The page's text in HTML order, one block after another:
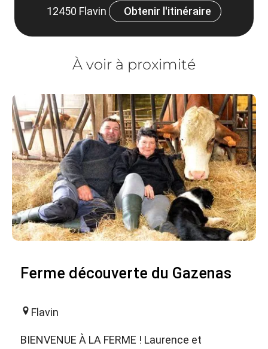
12450 Flavin Obtenir l'itinéraire
À voir à proximité
Ferme découverte du Gazenas
Flavin
BIENVENUE À LA FERME ! Laurence et